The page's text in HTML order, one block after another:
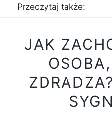
Przeczytaj także:
JAK